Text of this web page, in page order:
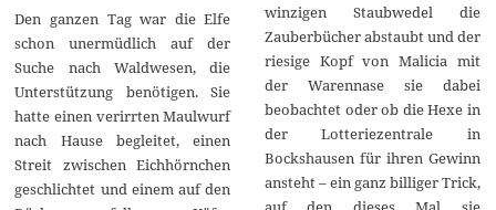
Den ganzen Tag war die Elfe
schon unermüdlich auf der
Suche nach Waldwesen, die
Unterstützung benötigen. Sie
hatte einen verirrten Maulwurf
nach Hause begleitet, einen
Streit zwischen Eichhörnchen
geschlichtet und einem auf den
winzigen Staubwedel die
Zauberbücher abstaubt und der
riesige Kopf von Malicia mit
der Warennase sie dabei
beobachtet oder ob die Hexe in
der Lotteriezentrale in
Bockshausen für ihren Gewinn
ansteht – ein ganz billiger Trick,